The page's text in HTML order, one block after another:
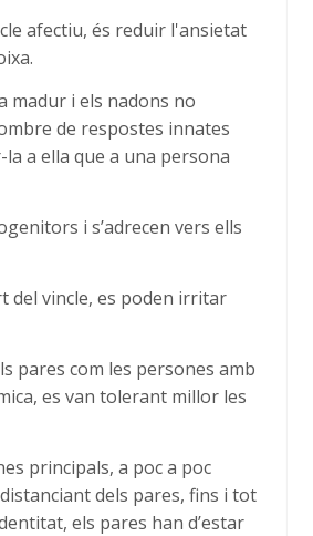
afectiu, és reduir l'ansietat
madur i els nadons no
de respostes innates
a ella que a una persona
i s’adrecen vers ells
del vincle, es poden irritar
pares com les persones amb
es van tolerant millor les
principals, a poc a poc
dels pares, fins i tot
els pares han d’estar